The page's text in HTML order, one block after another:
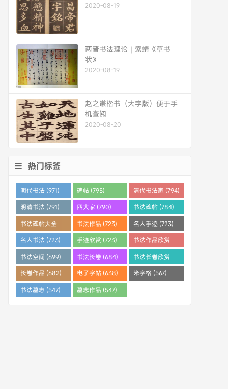
2020-08-19
两晋书法理论｜索靖《草书
状》
2020-08-19
赵之谦楷书（大字版）便于手
机查阅
2020-08-20
热门标签
明代书法 (971) 碑帖 (795) 清代书法家 (794)
明清书法 (791) 四大家 (790) 书法碑帖 (784)
书法碑帖大全
(784)
书法作品 (723) 名人手迹 (723)
名人书法 (723) 手迹欣赏 (723)
书法作品欣赏
(710)
书法空间 (699) 书法长卷 (684)
书法长卷欣赏
(682)
长卷作品 (682) 电子字帖 (638) 米字格 (567)
书法墓志 (547) 墓志作品 (547)